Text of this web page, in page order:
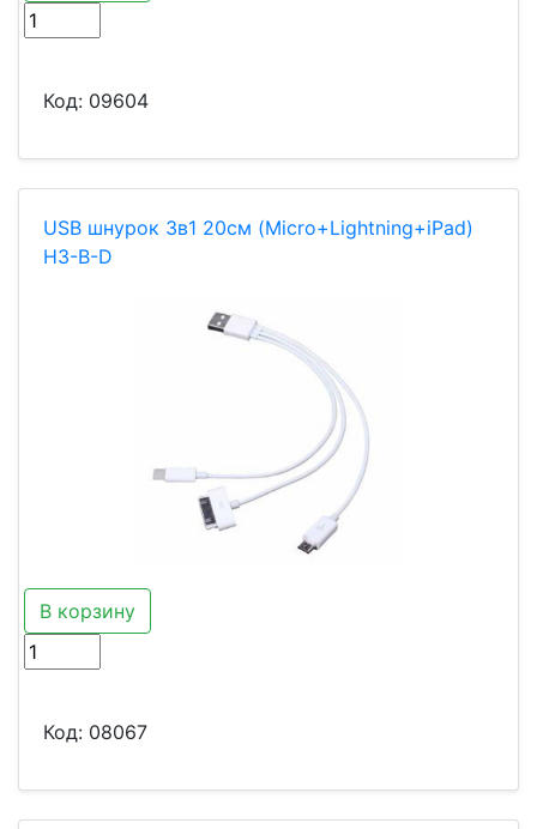
Код: 09604
USB шнурок 3в1 20см (Micro+Lightning+iPad)
H3-B-D
В корзину
Код: 08067